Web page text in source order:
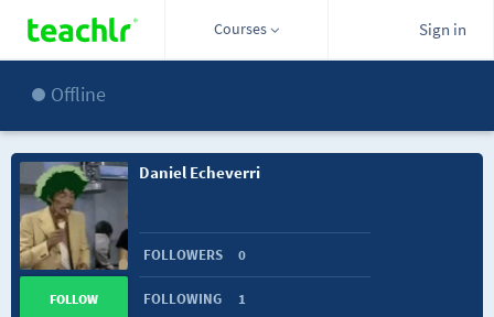
Courses Sign in
Offline
Daniel Echeverri
FOLLOWERS 0
FOLLOWING 1
FOLLOW